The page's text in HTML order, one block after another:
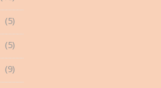
(5)
(5)
(9)